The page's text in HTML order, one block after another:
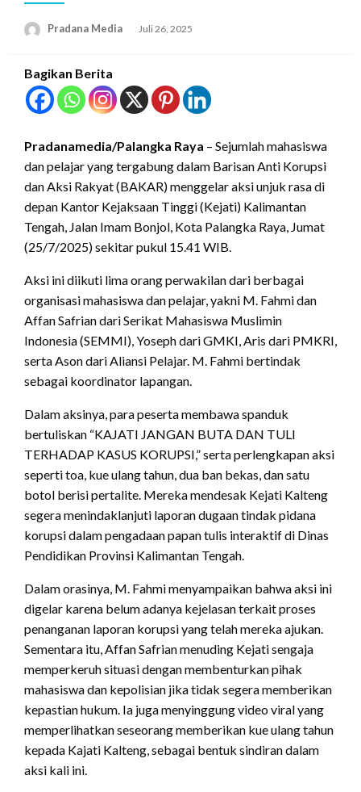
Pradana Media Juli 26, 2025
Bagikan Berita
Pradanamedia/Palangka Raya – Sejumlah mahasiswa
dan pelajar yang tergabung dalam Barisan Anti Korupsi
dan Aksi Rakyat (BAKAR) menggelar aksi unjuk rasa di
depan Kantor Kejaksaan Tinggi (Kejati) Kalimantan
Tengah, Jalan Imam Bonjol, Kota Palangka Raya, Jumat
(25/7/2025) sekitar pukul 15.41 WIB.
Aksi ini diikuti lima orang perwakilan dari berbagai
organisasi mahasiswa dan pelajar, yakni M. Fahmi dan
Affan Safrian dari Serikat Mahasiswa Muslimin
Indonesia (SEMMI), Yoseph dari GMKI, Aris dari PMKRI,
serta Ason dari Aliansi Pelajar. M. Fahmi bertindak
sebagai koordinator lapangan.
Dalam aksinya, para peserta membawa spanduk
bertuliskan “KAJATI JANGAN BUTA DAN TULI
TERHADAP KASUS KORUPSI,” serta perlengkapan aksi
seperti toa, kue ulang tahun, dua ban bekas, dan satu
botol berisi pertalite. Mereka mendesak Kejati Kalteng
segera menindaklanjuti laporan dugaan tindak pidana
korupsi dalam pengadaan papan tulis interaktif di Dinas
Pendidikan Provinsi Kalimantan Tengah.
Dalam orasinya, M. Fahmi menyampaikan bahwa aksi ini
digelar karena belum adanya kejelasan terkait proses
penanganan laporan korupsi yang telah mereka ajukan.
Sementara itu, Affan Safrian menuding Kejati sengaja
memperkeruh situasi dengan membenturkan pihak
mahasiswa dan kepolisian jika tidak segera memberikan
kepastian hukum. Ia juga menyinggung video viral yang
memperlihatkan seseorang memberikan kue ulang tahun
kepada Kajati Kalteng, sebagai bentuk sindiran dalam
aksi kali ini.